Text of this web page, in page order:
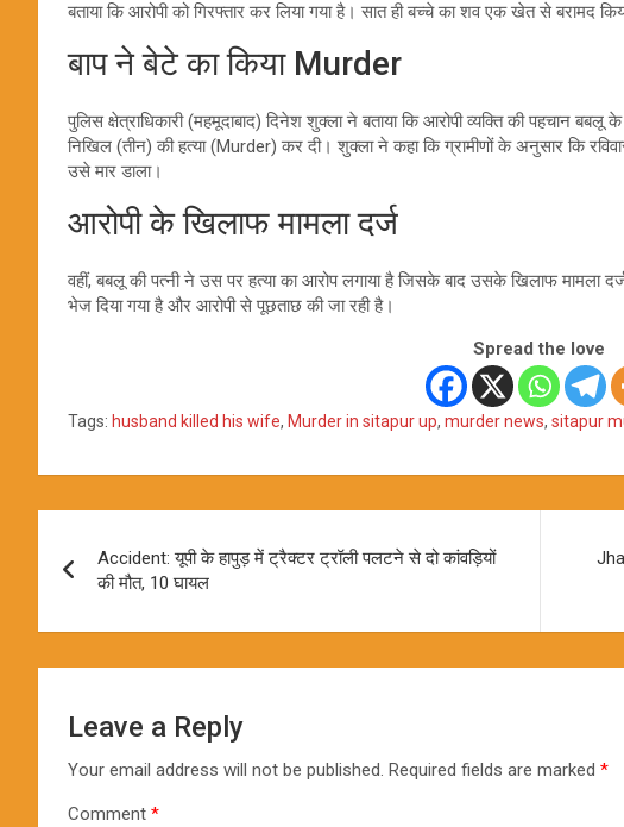
बताया कि आरोपी को गिरफ्तार कर लिया गया है। सात ही बच्चे का शव एक खेत से बरामद
बाप ने बेटे का किया Murder
पुलिस क्षेत्राधिकारी (महमूदाबाद) दिनेश शुक्ला ने बताया कि आरोपी व्यक्ति की पहचान
निखिल (तीन) की हत्या (Murder) कर दी। शुक्ला ने कहा कि ग्रामीणों के अनुसार कि
उसे मार डाला।
आरोपी के खिलाफ मामला दर्ज
वहीं, बबलू की पत्नी ने उस पर हत्या का आरोप लगाया है जिसके बाद उसके खिलाफ मामला
भेज दिया गया है और आरोपी से पूछताछ की जा रही है।
Spread the love
Tags: husband killed his wife, Murder in sitapur up, murder news, sitapur
navigation
Accident: यूपी के हापुड़ में ट्रैक्टर ट्रॉली पलटने से दो कांवड़ियों
की मौत, 10 घायल
Leave a Reply
Your email address will not be published. Required fields are marked *
Comment *